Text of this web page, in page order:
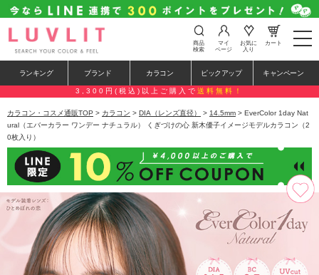
t
o
e
n
a
v
i
t
i
o
n
商品
検索
マイ
ページ
お気に
入り
カート
ランキング ブランド カラコン ピックアップ キャンペーン
3,300円(税込)以上ご購入で 送料無料！
カラコン・コスメ通販TOP > カラコン > DIA（レンズ直径） > 14.5mm > EverColor 1day Nat
ural（エバーカラー ワンデー ナチュラル） くぎづけの心 新木優子イメージモデルカラコン（2
0枚入り）